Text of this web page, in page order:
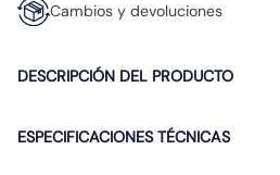
Cambios y devoluciones
DESCRIPCIÓN DEL PRODUCTO
ESPECIFICACIONES TÉCNICAS